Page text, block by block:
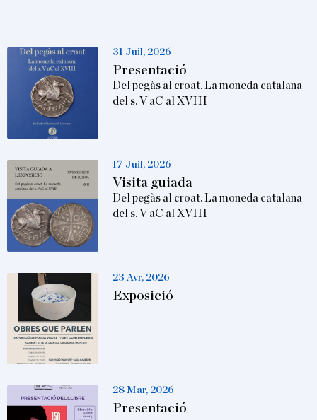
31 Juil, 2026
Presentació
Del pegàs al croat. La moneda catalana
del s. V aC al XVIII
17 Juil, 2026
Visita guiada
Del pegàs al croat. La moneda catalana
del s. V aC al XVIII
23 Avr, 2026
Exposició
28 Mar, 2026
Presentació